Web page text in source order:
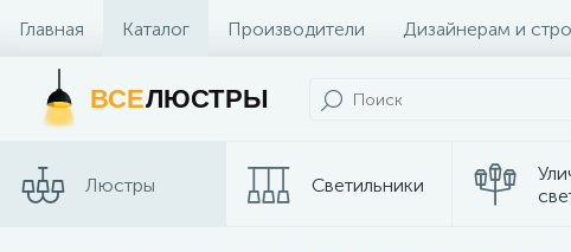
Главная Каталог Производители Дизайнерам и
Контакты и Магазины
ВСЕЛЮСТРЫ
Люстры Светильники